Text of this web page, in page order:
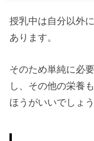
授乳中は自分以外
あります。
そのため単純に必
し、その他の栄養
ほうがいいでしょう